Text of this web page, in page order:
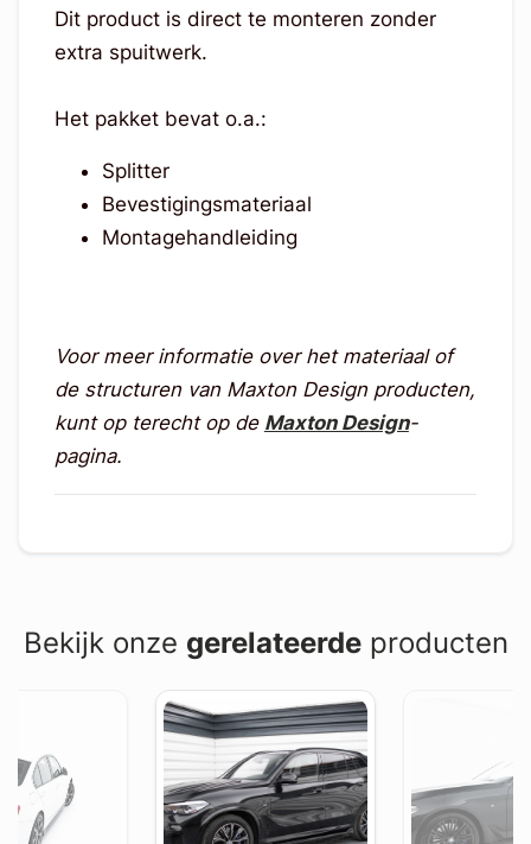
Dit product is direct te monteren zonder
extra spuitwerk.
Het pakket bevat o.a.:
Splitter
Bevestigingsmateriaal
Montagehandleiding
Voor meer informatie over het materiaal of
de structuren van Maxton Design producten,
kunt op terecht op de Maxton Design-
pagina.
Bekijk onze gerelateerdeproducten